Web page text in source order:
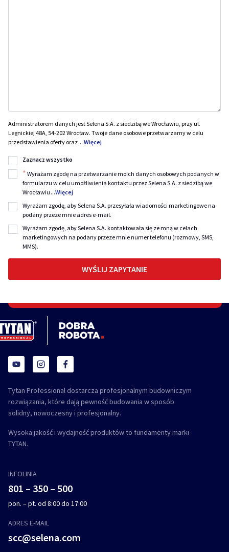
Administratorem danych jest Selena S.A. z siedzibą we Wrocławiu, przy ul.
Legnickiej 48A, 54-202 Wrocław. Twoje dane osobowe przetwarzamy w celu
przedstawienia oferty oraz... Więcej
Zaznacz wszystko
* Wyrażam zgodę na przetwarzanie moich danych osobowych podanych w
formularzu w celu umożliwienia kontaktu przez Selena S.A. z siedzibą we
Wrocławiu ...Więcej
Wyrażam zgodę, aby Selena S.A. przesyłała wiadomości marketingowe na
podany przeze mnie adres e-mail.
Wyrażam zgodę, aby Selena S.A. kontaktowała się ze mną w celach
marketingowych na podany przeze mnie numer telefonu (rozmowy, SMS,
MMS).
Tytan Professional dostarcza profesjonalnym budowniczym
rozwiązania, które dają pewność budowania w sposób
solidny, nowoczesny i profesjonalny.
Wysoka jakość i wydajność produktów to fundamenty marki
TYTAN.
INFOLINIA
801 – 350 – 500
pon. – pt. od 8:00 do 17:00
ADRES E-MAIL
scc@selena.com